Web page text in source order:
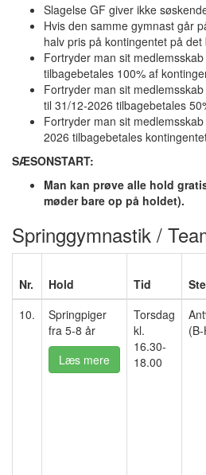
Slagelse GF giver ikke
Hvis den samme gymnast går
halv pris på kontingentet på det
Fortryder man sit
tilbagebetales 100% af
Fortryder man sit medlemsskab
til 31/12-2026 tilbagebetales
Fortryder man sit medlemsskab
2026 tilbagebetales
SÆSONSTART:
Man kan prøve alle hold
møder bare op på holdet).
Springgymnastik /
Nr. Hold Tid
10.
Springpiger
fra 5-8 år
Læs mere
Torsdag
kl.
16.30-
18.00